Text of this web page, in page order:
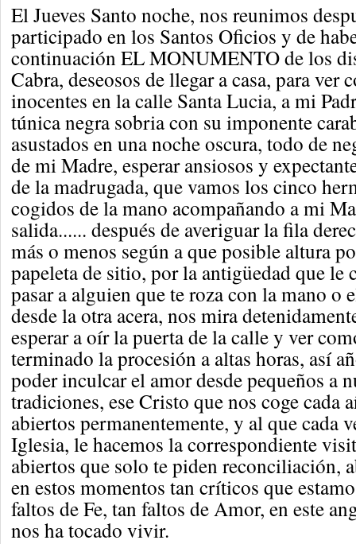
El Jueves Santo noche, nos reunimos
participado en los Santos Oficios y de
continuación EL MONUMENTO de los
Cabra, deseosos de llegar a casa, para ver
inocentes en la calle Santa Lucia, a mi
túnica negra sobria con su imponente
asustados en una noche oscura, todo de
de mi Madre, esperar ansiosos y
de la madrugada, que vamos los cinco
cogidos de la mano acompañando a mi
salida...... después de averiguar la fila
más o menos según a que posible altura
papeleta de sitio, por la antigüedad que le
pasar a alguien que te roza con la mano o
desde la otra acera, nos mira
esperar a oír la puerta de la calle y ver
terminado la procesión a altas horas, así
poder inculcar el amor desde pequeños a
tradiciones, ese Cristo que nos coge cada
abiertos permanentemente, y al que cada
Iglesia, le hacemos la correspondiente
abiertos que solo te piden reconciliación,
en estos momentos tan críticos que
faltos de Fe, tan faltos de Amor, en este
nos ha tocado vivir.